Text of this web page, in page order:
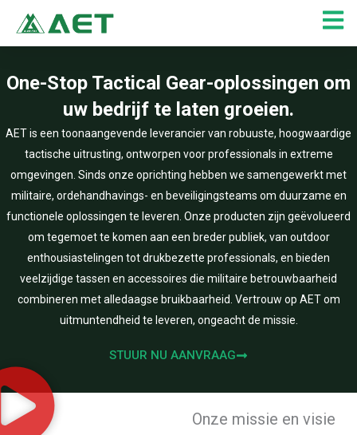
naar
de
One-Stop Tactical Gear-oplossingen om
uw bedrijf te laten groeien.
AET is een toonaangevende leverancier van robuuste, hoogwaardige
tactische uitrusting, ontworpen voor professionals in extreme
omgevingen. Sinds onze oprichting hebben we samengewerkt met
militaire, ordehandhavings- en beveiligingsteams om duurzame en
functionele oplossingen te leveren. Onze producten zijn geëvolueerd
om tegemoet te komen aan een breder publiek, van outdoor
enthousiastelingen tot drukbezette professionals, en bieden
veelzijdige tassen en accessoires die militaire betrouwbaarheid
combineren met alledaagse bruikbaarheid. Vertrouw op AET om
uitmuntendheid te leveren, ongeacht de missie.
STUUR NU AANVRAAG
Onze missie en visie